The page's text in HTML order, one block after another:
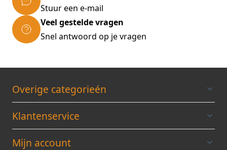
Stuur een e-mail
Veel gestelde vragen
Snel antwoord op je vragen
Overige categorieén
Klantenservice
Mijn account